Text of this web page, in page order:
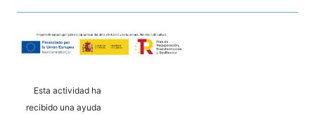
Esta actividad ha
recibido una ayuda